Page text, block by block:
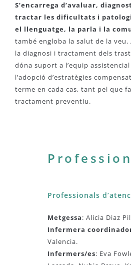
S’encarrega d’avaluar,
tractar les dificultats i
el llenguatge, la parla i la
també engloba la salut de la veu.
la diagnosi i tractament dels
dóna suport a l’equip
l’adopció d’estratègies
terme en cada cas, tant pel que
tractament preventiu.
Professionals
Metgessa: Alicia Diaz
Infermera
Valencia.
Infermers/es: Eva